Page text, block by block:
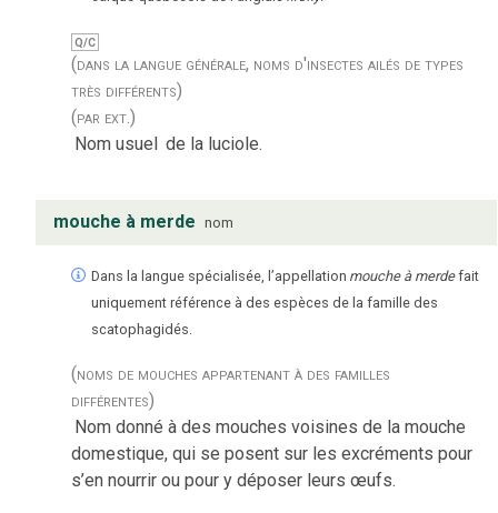
Q/C
(dans la langue générale, noms d'insectes ailés de types
très différents)
(par ext.)
Nom usuel de la luciole.
mouche à merde nom
Dans la langue spécialisée, l’appellation mouche à merdefait
uniquement référence à des espèces de la famille des
scatophagidés.
(noms de mouches appartenant à des familles
différentes)
Nom donné à des mouches voisines de la mouche
domestique, qui se posent sur les excréments pour
s’en nourrir ou pour y déposer leurs œufs.